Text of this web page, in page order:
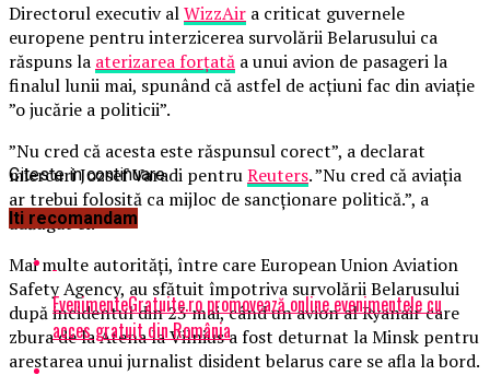
Directorul executiv alWizzAir a criticat guvernele
europene pentru interzicerea survolării Belarusului ca
răspuns la aterizarea forţată a unui avion de pasageri la
finalul lunii mai, spunând că astfel de acţiuni fac din aviaţie
”o jucărie a politicii”.
”Nu cred că acesta este răspunsul corect”, a declarat
miercuri Jozsef Varadi pentruReuters. ”Nu cred că aviaţia
ar trebui folosită ca mijloc de sancţionare politică.”, a
adăugat el.
Mai multe autorităţi, între care European Union Aviation
Safety Agency, au sfătuit împotriva survolării Belarusului
după incidentul din 23 mai, când un avion al Ryanair care
zbura de la Atena la Vilnius a fost deturnat la Minsk pentru
arestarea unui jurnalist disident belarus care se afla la bord.
Citeste in continuare
Iti recomandam
EvenimenteGratuite.ro promovează online evenimentele cu
acces gratuit din România